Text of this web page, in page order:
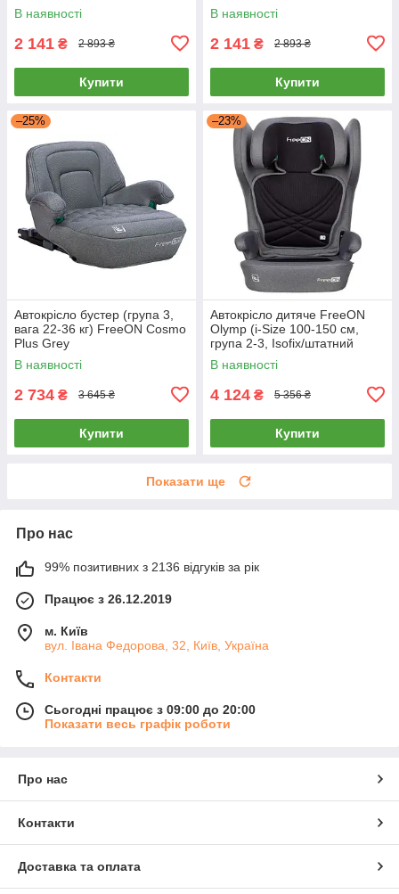
В наявності
2 141 ₴ 2 893 ₴
Купити
В наявності
2 141 ₴ 2 893 ₴
Купити
–25%
Автокрісло бустер (група 3,
вага 22-36 кг) FreeON Cosmo
Plus Grey
В наявності
2 734 ₴ 3 645 ₴
Купити
–23%
Автокрісло дитяче FreeON
Olymp (i-Size 100-150 см,
група 2-3, Isofix/штатний
ремінь) Grey Сіре
В наявності
4 124 ₴ 5 356 ₴
Купити
Показати ще
Про нас
99% позитивних з 2136 відгуків за рік
Працює з 26.12.2019
м. Київ
вул. Івана Федорова, 32, Київ, Україна
Контакти
Сьогодні працює з 09:00 до 20:00
Показати весь графік роботи
Про нас
Контакти
Доставка та оплата